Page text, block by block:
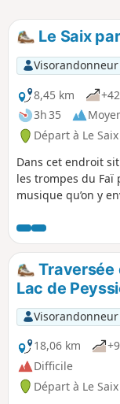
Le Saix
Visorandonneur
8,45 km
3h 35
Départ à Le
Dans cet endroit
les trompes du Faï
musique qu’on y
toute la vallée.
Traversée
Lac de
Visorandonneur
18,06 km
Difficile
Départ à Le